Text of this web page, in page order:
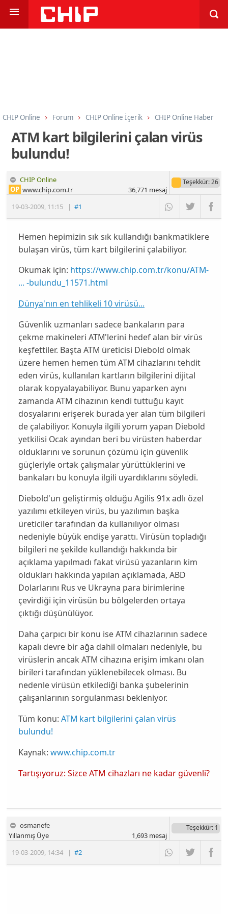
CHIP Online Forum CHIP Online İçerik CHIP Online Haber
ATM kart bilgilerini çalan virüs
bulundu!
CHIP Online
19-03-2009, 11:15 |#1
OP www.chip.com.tr
Teşekkür: 26
36,771 mesaj
Hemen hepimizin sık sık kullandığı bankmatiklere
bulaşan virüs, tüm kart bilgilerini çalabiliyor.
Okumak için: https://www.chip.com.tr/konu/ATM-
... -bulundu_11571.html
Dünya'nın en tehlikeli 10 virüsü...
Güvenlik uzmanları sadece bankaların para
çekme makineleri ATM'lerini hedef alan bir virüs
keşfettiler. Başta ATM üreticisi Diebold olmak
üzere hemen hemen tüm ATM cihazlarını tehdit
eden virüs, kullanılan kartların bilgilerini dijital
olarak kopyalayabiliyor. Bunu yaparken aynı
zamanda ATM cihazının kendi tuttuğu kayıt
dosyalarını erişerek burada yer alan tüm bilgileri
de çalabiliyor. Konuyla ilgili yorum yapan Diebold
yetkilisi Ocak ayından beri bu virüsten haberdar
olduklarını ve sorunun çözümü için güvenlik
güçleriyle ortak çalışmalar yürüttüklerini ve
bankaları bu konuyla ilgili uyardıklarını söyledi.
Diebold'un geliştirmiş olduğu Agilis 91xadlı özel
yazılımı etkileyen virüs, bu yazılımın başka
üreticiler tarafından da kullanılıyor olması
nedeniyle büyük endişe yarattı. Virüsün topladığı
bilgileri ne şekilde kullandığı hakkında bir
açıklama yapılmadı fakat virüsü yazanların kim
oldukları hakkında yapılan açıklamada, ABD
Dolarlarını Rus ve Ukrayna para birimlerine
çevirdiği için virüsün bu bölgelerden ortaya
çıktığı düşünülüyor.
Daha çarpıcı bir konu iseATM cihazlarının sadece
kapalı devre bir ağa dahil olmaları nedeniyle, bu
virüslerin ancak ATM cihazına erişim imkanı olan
birileri tarafından yüklenebilecek olması. Bu
nedenle virüsün etkilediği banka şubelerinin
çalışanlarının sorgulanması bekleniyor.
Tüm konu: ATM kart bilgilerini çalan virüs
bulundu!
Kaynak: www.chip.com.tr
Tartışıyoruz: Sizce ATM cihazları ne kadar güvenli?
osmanefe
19-03-2009, 14:34 |#2
Yıllanmış Üye
Teşekkür: 1
1,693mesaj